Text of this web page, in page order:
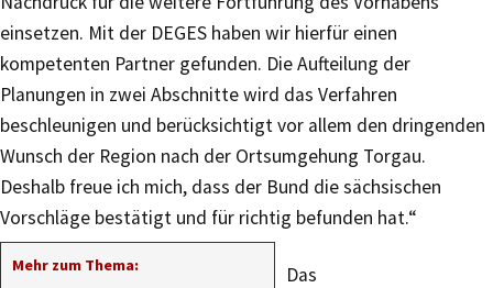
einsetzen. Mit der DEGES haben wir hierfür einen
kompetenten Partner gefunden. Die Aufteilung der
Planungen in zwei Abschnitte wird das Verfahren
beschleunigen und berücksichtigt vor allem den dringenden
Wunsch der Region nach der Ortsumgehung Torgau.
Deshalb freue ich mich, dass der Bund die sächsischen
Vorschläge bestätigt und für richtig befunden hat.“
Mehr zum Thema:
Das